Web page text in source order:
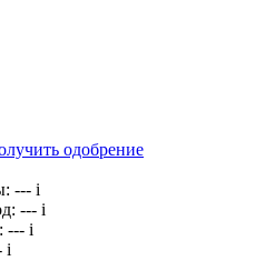
одобрение
--- i
--- i
--- i
i